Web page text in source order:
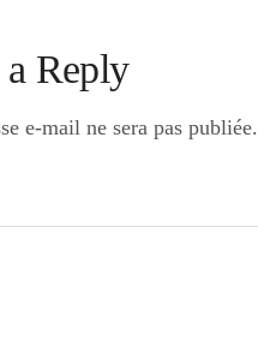
Reply
e-mail ne sera pas publiée.